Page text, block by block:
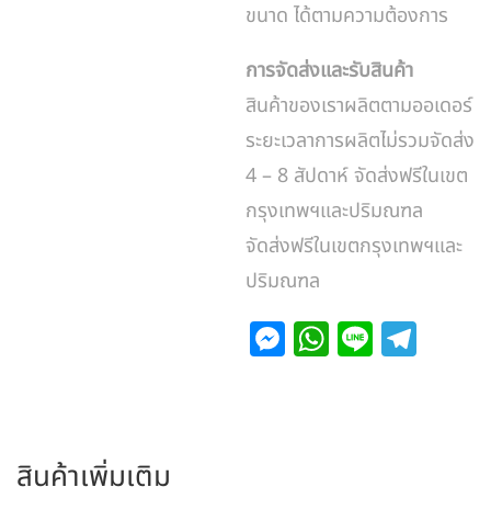
ขนาด ได้ตามความต้องการ
การจัดส่งและรับสินค้า
สินค้าของเราผลิตตามออเดอร์
ระยะเวลาการผลิตไม่รวมจัดส่ง
4 – 8 สัปดาห์ จัดส่งฟรีในเขต
กรุงเทพฯและปริมณฑล
จัดส่งฟรีในเขตกรุงเทพฯและ
ปริมณฑล
M W Li
สินค้าเพิ่มเติม